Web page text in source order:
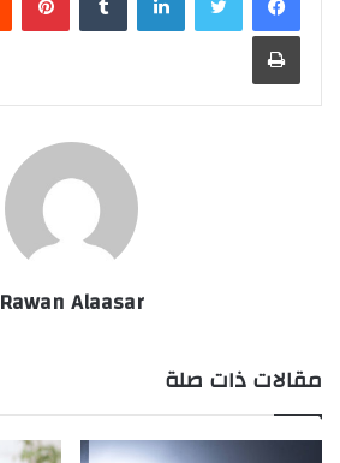
Rawan Alaasar
مقالات ذات صلة